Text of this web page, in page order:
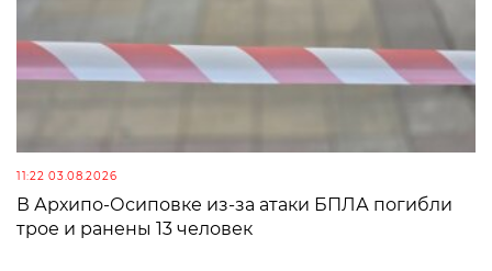
11:22 03.08.2026
В Архипо-Осиповке из-за атаки БПЛА погибли
трое и ранены 13 человек